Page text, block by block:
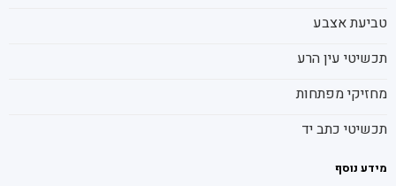
טביעת אצבע
תכשיטי עין הרע
מחזיקי מפתחות
תכשיטי כתב יד
מידע נוסף